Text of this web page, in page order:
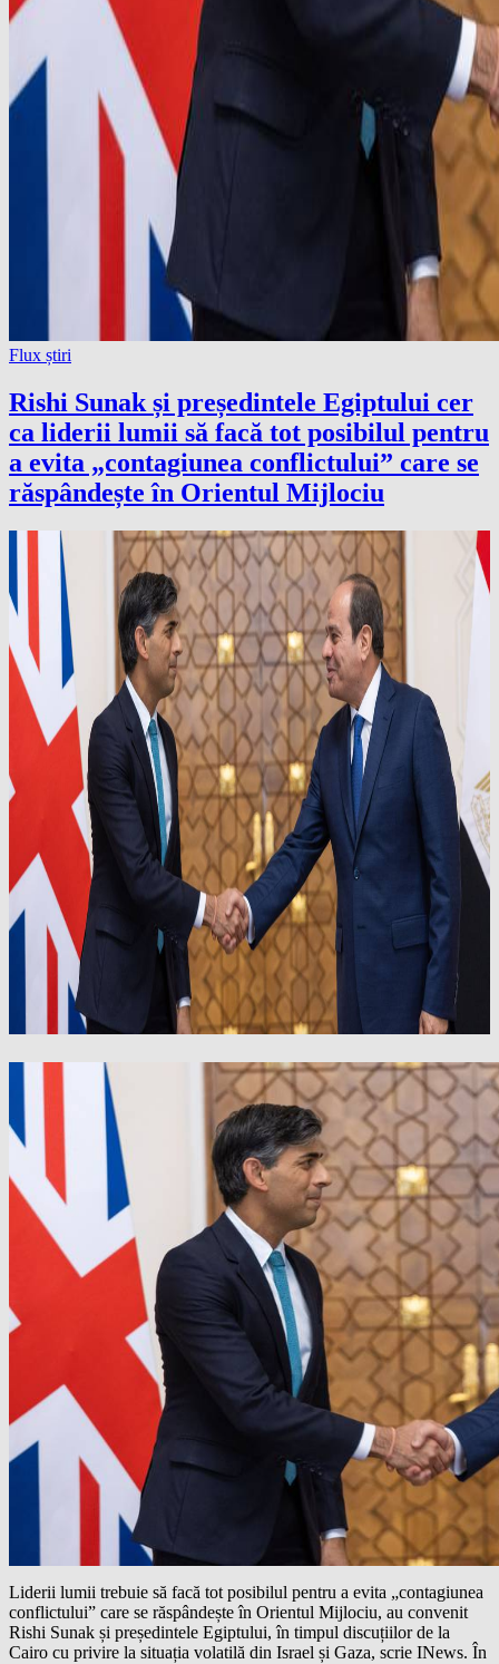
Flux știri
Rishi Sunak și președintele Egiptului cer
ca liderii lumii să facă tot posibilul pentru
a evita „contagiunea conflictului” care se
răspândește în Orientul Mijlociu
Liderii lumii trebuie să facă tot posibilul pentru a evita „contagiunea
conflictului” care se răspândește în Orientul Mijlociu, au convenit
Rishi Sunak și președintele Egiptului, în timpul discuțiilor de la
Cairo cu privire la situația volatilă din Israel și Gaza, scrie INews. În